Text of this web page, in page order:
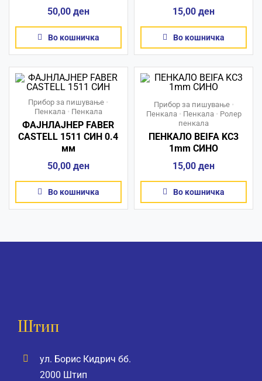
50,00 ден
Во кошничка
15,00 ден
Во кошничка
Прибор за пишување •
Пенкала • Пенкала
ФАЈНЛАЈНЕР FABER
CASTELL 1511 СИН 0.4
мм
50,00 ден
Во кошничка
Прибор за пишување•
Пенкала • Пенкала • Ролер
пенкала
ПЕНКАЛО BEIFA KC3
1mm СИНО
15,00 ден
Во кошничка
Штип
ул. Борис Кидрич бб.
2000 Штип